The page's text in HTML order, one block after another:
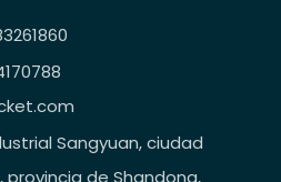
Sangyuan, ciudad
provincia de Shandong,